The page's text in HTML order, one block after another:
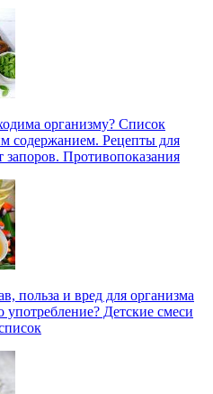
организму? Список
содержанием. Рецепты для
запоров. Противопоказания
польза и вред для организма
употребление? Детские смеси